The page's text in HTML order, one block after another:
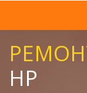
HP